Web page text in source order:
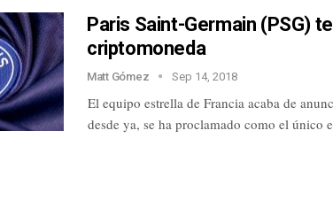
Paris Saint-Germain (PSG)
criptomoneda
Matt Gómez Sep 14, 2018
El equipo estrella de Francia acaba de
desde ya, se ha proclamado como el único